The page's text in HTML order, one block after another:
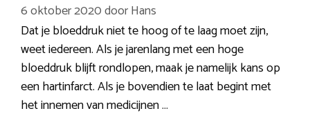
6 oktober 2020doorHans
Dat je bloeddruk niet te hoog of te laag moet zijn,
weet iedereen. Als je jarenlang met een hoge
bloeddruk blijft rondlopen, maak je namelijk kans op
een hartinfarct. Als je bovendien te laat begint met
het innemen van medicijnen …